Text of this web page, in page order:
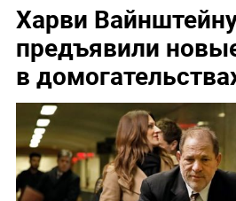
Харви
предъявили
в